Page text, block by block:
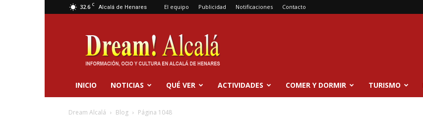
32.6 C Alcalá de Henares El equipo Publicidad Notificaciones Contacto
Dream
Alcalá
INICIO NOTICIAS QUÉ VER ACTIVIDADES COMER Y DORMIR TURISMO
Dream Alcalá Blog Página 1048